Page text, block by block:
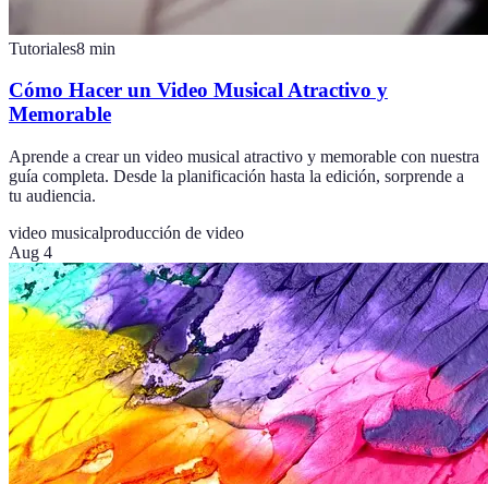
Tutoriales8 min
Cómo Hacer un Video Musical Atractivo y
Memorable
Aprende a crear un video musical atractivo y memorable con nuestra
guía completa. Desde la planificación hasta la edición, sorprende a
tu audiencia.
video musicalproducción de video
Aug 4